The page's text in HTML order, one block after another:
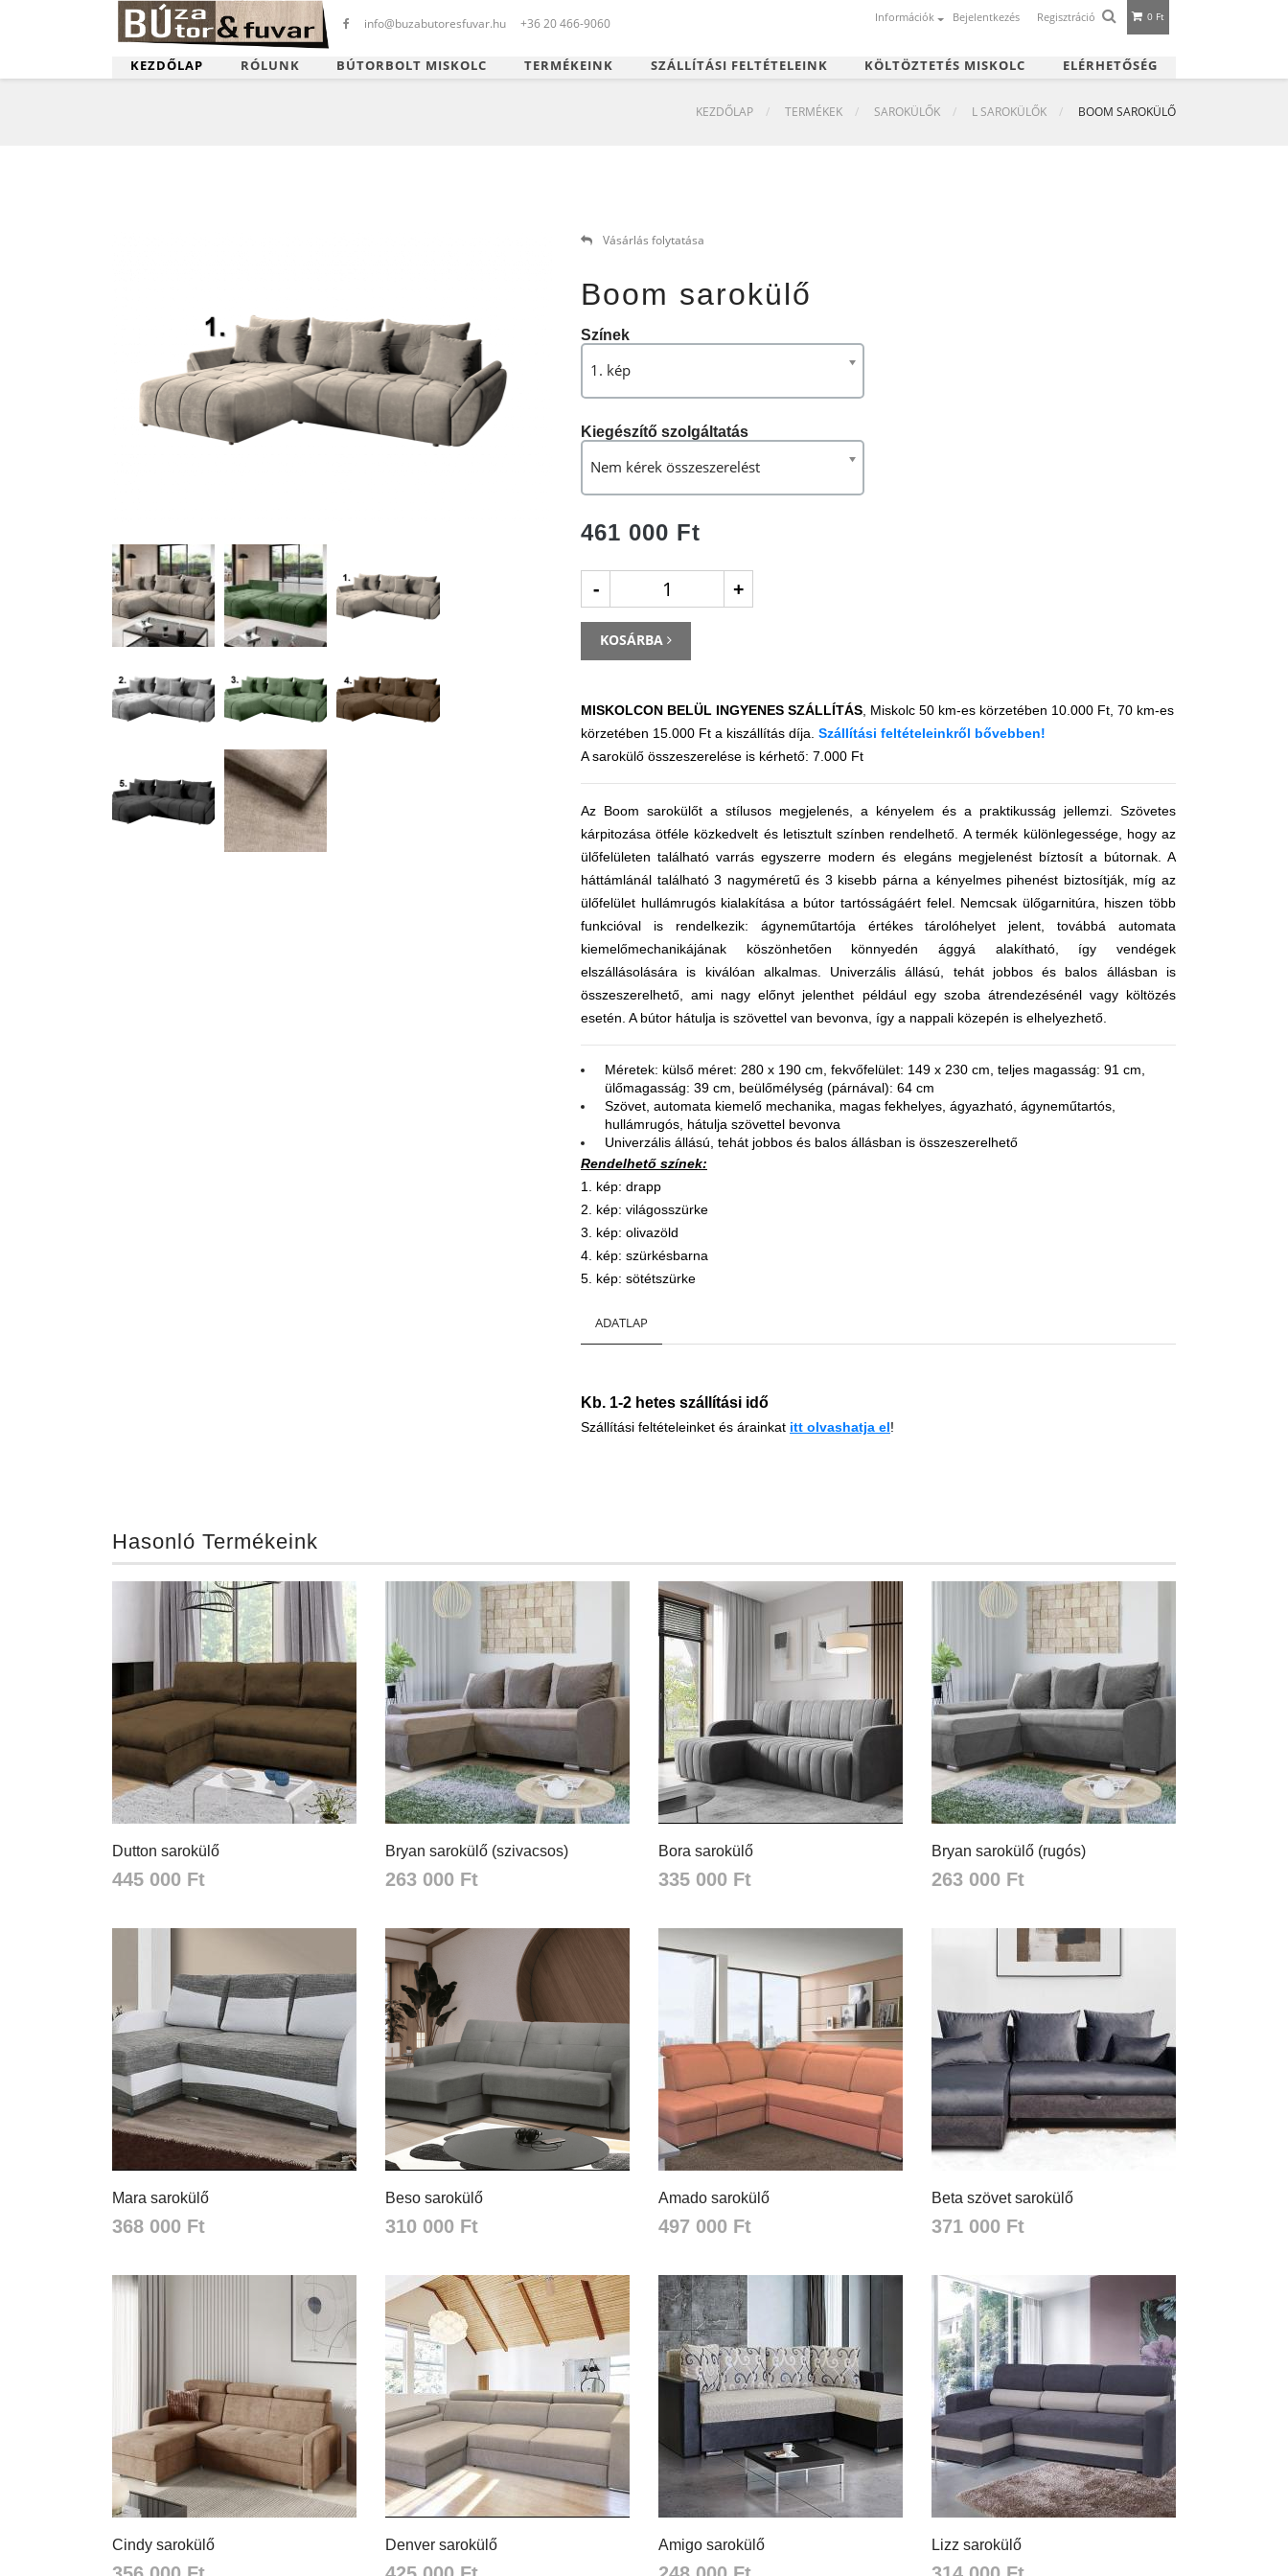
info@buzabutoresfuvar.hu +36 20 466-9060 Információk Bejelentkezés Regisztráció 0 Ft
KEZDŐLAP RÓLUNK BÚTORBOLT MISKOLC TERMÉKEINK SZÁLLÍTÁSI FELTÉTELEINK KÖLTÖZTETÉS MISKOLC ELÉRHETŐSÉG
KEZDŐLAP TERMÉKEK SAROKÜLŐK L SAROKÜLŐK BOOM SAROKÜLŐ
Vásárlás folytatása
Boom sarokülő
Színek
1. kép
Kiegészítő szolgáltatás
Nem kérek összeszerelést
461 000 Ft
- +
KOSÁRBA
MISKOLCON BELÜL INGYENES SZÁLLÍTÁS, Miskolc 50 km-es körzetében 10.000 Ft, 70 km-es
körzetében 15.000 Ft a kiszállítás díja. Szállítási feltételeinkről bővebben!
A sarokülő összeszerelése is kérhető: 7.000 Ft
Az Boom sarokülőt a stílusos megjelenés, a kényelem és a praktikusság jellemzi. Szövetes
kárpitozása ötféle közkedvelt és letisztult színben rendelhető. A termék különlegessége, hogy az
ülőfelületen található varrás egyszerre modern és elegáns megjelenést bíztosít a bútornak. A
háttámlánál található 3 nagyméretű és 3 kisebb párna a kényelmes pihenést biztosítják, míg az
ülőfelület hullámrugós kialakítása a bútor tartósságáért felel. Nemcsak ülőgarnitúra, hiszen több
funkcióval is rendelkezik: ágyneműtartója értékes tárolóhelyet jelent, továbbá automata
kiemelőmechanikájának köszönhetően könnyedén ággyá alakítható, így vendégek
elszállásolására is kiválóan alkalmas. Univerzális állású, tehát jobbos és balos állásban is
összeszerelhető, ami nagy előnyt jelenthet például egy szoba átrendezésénél vagy költözés
esetén. A bútor hátulja is szövettel van bevonva, így a nappali közepén is elhelyezhető.
Méretek: külső méret: 280 x 190 cm, fekvőfelület: 149 x 230 cm, teljes magasság: 91 cm,
ülőmagasság: 39 cm, beülőmélység (párnával): 64 cm
Szövet, automata kiemelő mechanika, magas fekhelyes, ágyazható, ágyneműtartós,
hullámrugós, hátulja szövettel bevonva
Univerzális állású, tehát jobbos és balos állásban is összeszerelhető
Rendelhető színek:
1. kép: drapp
2. kép: világosszürke
3. kép: olivazöld
4. kép: szürkésbarna
5. kép: sötétszürke
ADATLAP
Kb. 1-2 hetes szállítási idő
Szállítási feltételeinket és árainkat itt olvashatja el!
Hasonló Termékeink
Dutton sarokülő
445 000 Ft
Bryan sarokülő (szivacsos)
263 000 Ft
Bora sarokülő
335 000 Ft
Bryan sarokülő (rugós)
263 000 Ft
Mara sarokülő
368 000 Ft
Beso sarokülő
310 000 Ft
Amado sarokülő
497 000 Ft
Beta szövet sarokülő
371 000 Ft
Cindy sarokülő Denver sarokülő Amigo sarokülő Lizz sarokülő